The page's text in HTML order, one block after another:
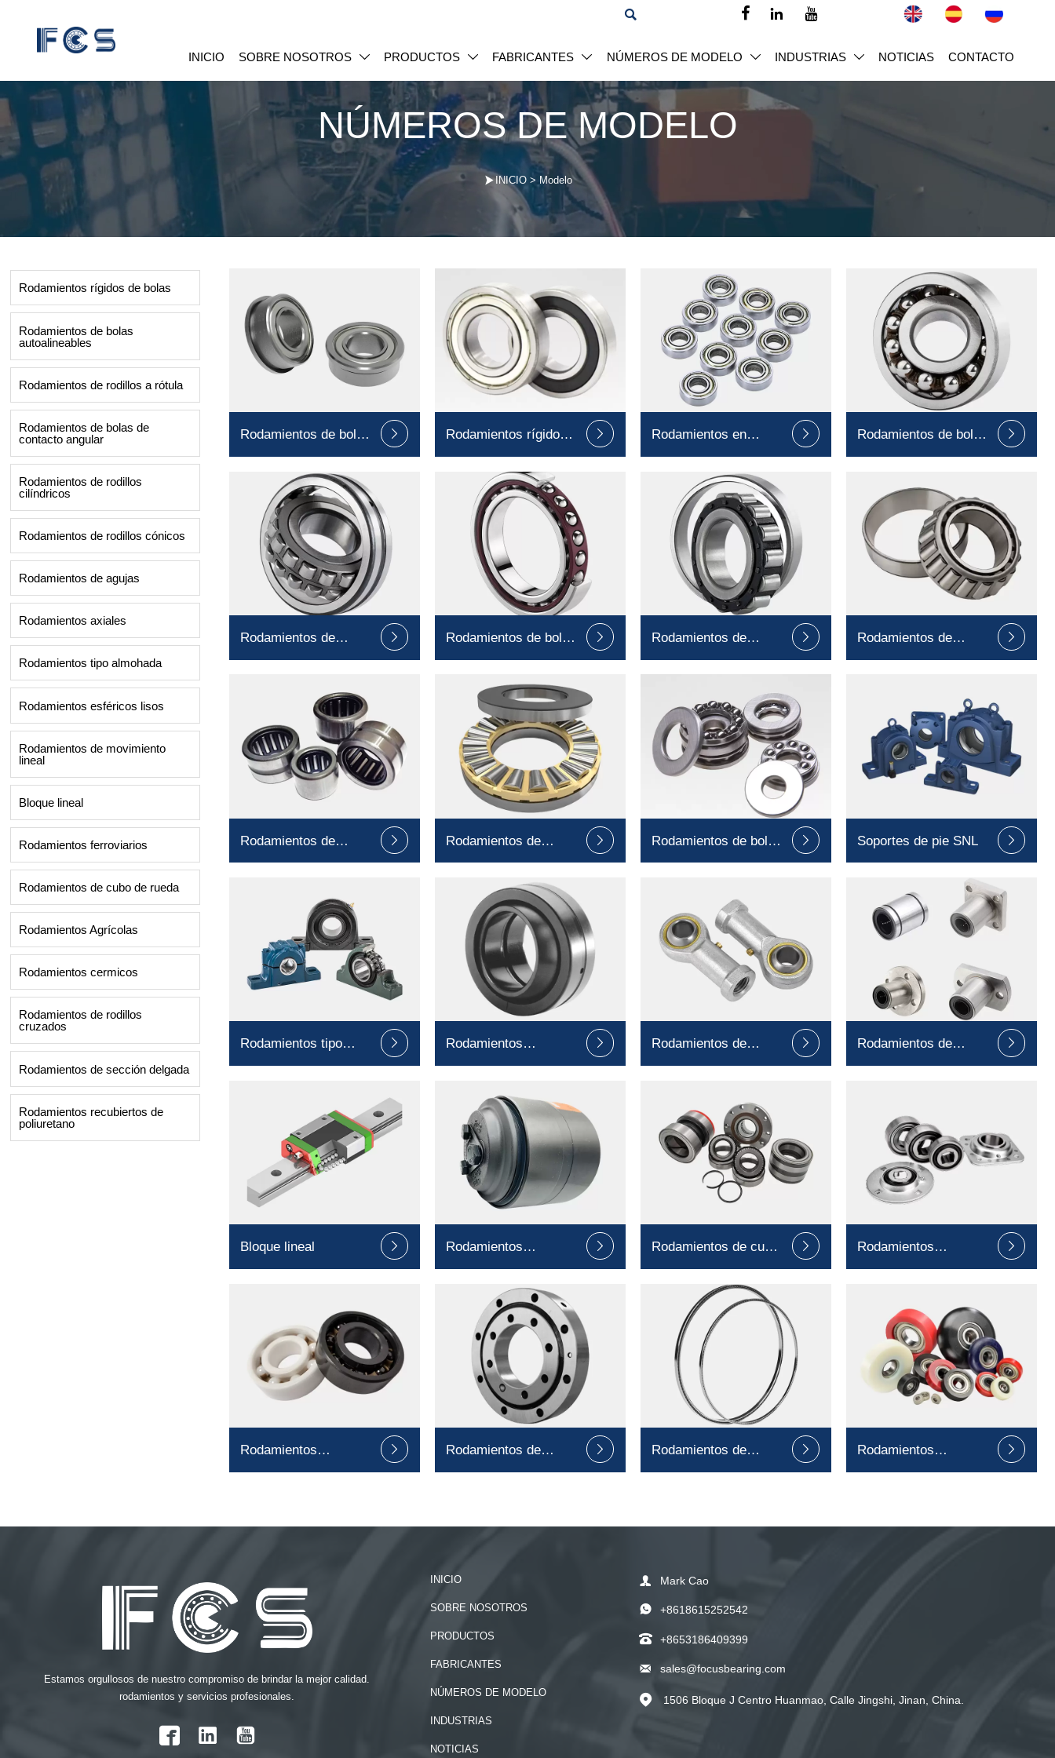
NÚMEROS DE MODELO
INICIO> Modelo
Rodamientos rígidos de bolas
Rodamientos de bolas
autoalineables
Rodamientos de rodillos a rótula
Rodamientos de bolas de
contacto angular
Rodamientos de rodillos
cilíndricos
Rodamientos de rodillos cónicos
Rodamientos de agujas
Rodamientos axiales
Rodamientos tipo almohada
Rodamientos esféricos lisos
Rodamientos de movimiento
lineal
Bloque lineal
Rodamientos ferroviarios
Rodamientos de cubo de rueda
Rodamientos Agrícolas
Rodamientos cermicos
Rodamientos de rodillos
cruzados
Rodamientos de sección delgada
Rodamientos recubiertos de
poliuretano
Rodamientos de bolas

Rodamientos rígidos

Rodamientos en

Rodamientos de bolas

Rodamientos de

Rodamientos de bolas

Rodamientos de

Rodamientos de

Rodamientos de

Rodamientos de

Rodamientos de bolas
 Soportes de pie SNL 
Rodamientos tipo

Rodamientos

Rodamientos de

Rodamientos de

Bloque lineal 
Rodamientos

Rodamientos de cubo

Rodamientos

Rodamientos

Rodamientos de

Rodamientos de

Rodamientos

Estamos orgullosos de nuestro compromiso de brindar la mejor calidad.
rodamientos y servicios profesionales.

INICIO
SOBRE NOSOTROS
PRODUCTOS
FABRICANTES
NÚMEROS DE MODELO
INDUSTRIAS
NOTICIAS
 Mark Cao
 +8618615252542
 +8653186409399
 sales@focusbearing.com
 1506 Bloque J Centro Huanmao, Calle Jingshi, Jinan, China.
   
INICIO SOBRE NOSOTROS  PRODUCTOS  FABRICANTES  NÚMEROS DE MODELO  INDUSTRIAS  NOTICIAS CONTACTO